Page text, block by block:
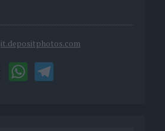
it.depositphotos.com